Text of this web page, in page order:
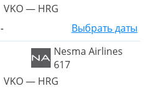
VKO — HRG
-
Выбрать даты
Nesma Airlines
617
VKO — HRG